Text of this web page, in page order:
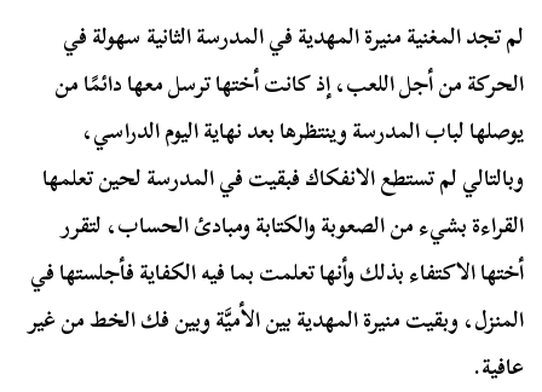
لم تجد المغنية منيرة المهدية في المدرسة الثانية سهولة في
الحركة من أجل اللعب، إذ كانت أختها ترسل معها دائمًا من
يوصلها لباب المدرسة وينتظرها بعد نهاية اليوم الدراسي،
وبالتالي لم تستطع الانفكاك فبقيت في المدرسة لحين تعلمها
القراءة بشيء من الصعوبة والكتابة ومبادئ الحساب، لتقرر
أختها الاكتفاء بذلك وأنها تعلمت بما فيه الكفاية فأجلستها في
المنزل، وبقيت منيرة المهدية بين الأميَّة وبين فك الخط من غير
عافية.